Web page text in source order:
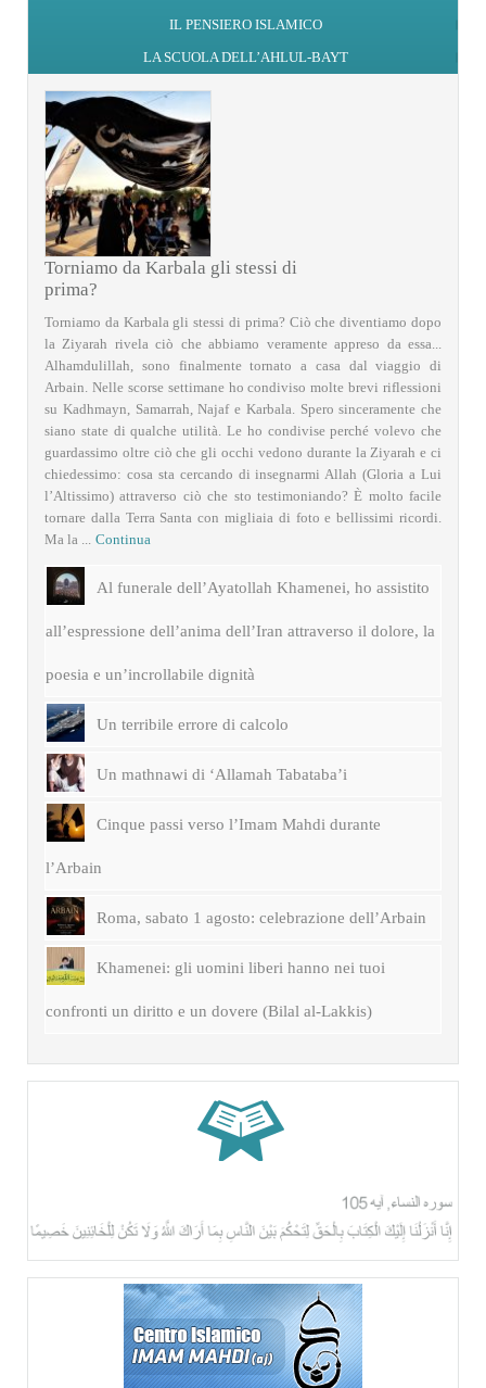
IL PENSIERO ISLAMICO
LA SCUOLA DELL’AHLUL-BAYT
Torniamo da Karbala gli stessi di
prima?
Torniamo da Karbala gli stessi di prima? Ciò che diventiamo dopo
la Ziyarah rivela ciò che abbiamo veramente appreso da essa...
Alhamdulillah, sono finalmente tornato a casa dal viaggio di
Arbain. Nelle scorse settimane ho condiviso molte brevi riflessioni
su Kadhmayn, Samarrah, Najaf e Karbala. Spero sinceramente che
siano state di qualche utilità. Le ho condivise perché volevo che
guardassimo oltre ciò che gli occhi vedono durante la Ziyarah e ci
chiedessimo: cosa sta cercando di insegnarmi Allah (Gloria a Lui
l’Altissimo) attraverso ciò che sto testimoniando? È molto facile
tornare dalla Terra Santa con migliaia di foto e bellissimi ricordi.
Ma la ...
Continua
Al funerale dell’Ayatollah Khamenei, ho assistito
all’espressione dell’anima dell’Iran attraverso il dolore, la
poesia e un’incrollabile dignità
Un terribile errore di calcolo
Un mathnawi di ‘Allamah Tabataba’i
Cinque passi verso l’Imam Mahdi durante
l’Arbain
Roma, sabato 1 agosto: celebrazione dell’Arbain
Khamenei: gli uomini liberi hanno nei tuoi
confronti un diritto e un dovere (Bilal al-Lakkis)